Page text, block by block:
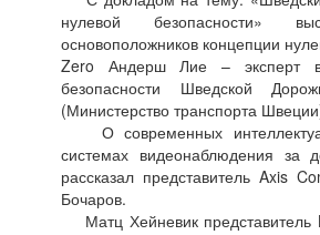
нулевой безопасности»
основоположников концепции
Zero Андерш Лие – эксперт в
безопасности Шведской
(Министерство транспорта
О современных
системах видеонаблюдения за
рассказал представитель Axis
Бочаров.
Матц Хейневик представитель